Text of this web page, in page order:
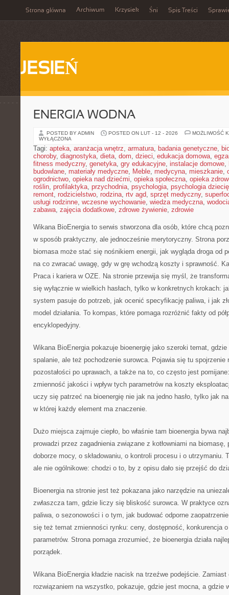
Strona główna Archiwum Krzysiek Śni Spis Treści
JESIEŃ
ENERGIA WODNA
POSTED BY ADMIN POSTED ON LUT - 12 - 2026
MOŻLIWOŚĆ
WYŁĄCZONA
Tagi: apteka, aranżacja wnętrz, armatura, badania genetyczne,
choroby, diagnostyka, dieta, dom, dzieci, edukacja domowa,
fitness medyczny, genetyka, gry edukacyjne, instalacje domowe,
budowlane, materiały medyczne, Meble, medycyna, mieszkanie,
ogrodnictwo, opieka nad dziećmi, opieka społeczna, opieka
roślin, profilaktyka, przychodnia, psychologia, psychologia
remont, rodzicielstwo, rodzina, rtv agd, sprzęt medyczny,
usługi rodzinne, wczesne wychowanie, wiedza medyczna,
zabawa, zajęcia dodatkowe, zdrowe żywienie, zdrowie
Wikana BioEnergia to serwis stworzona dla osób, które chcą
w sposób praktyczny, ale jednocześnie merytoryczny. Strona
biomasa może stać się nośnikiem energii, jak wygląda droga od
na co zwracać uwagę, gdy w grę wchodzą koszty i sprawność.
Praca i kariera w OZE. Na stronie przewija się myśl, że
się wyłącznie w wielkich hasłach, tylko w konkretnych krokach:
system pasuje do potrzeb, jak ocenić specyfikację paliwa, i jak
model działania. To kompas, które pomaga rozróżnić fakty od
encyklopedyjny.
Wikana BioEnergia pokazuje bioenergię jako szeroki temat,
spalanie, ale też pochodzenie surowca. Pojawia się tu spojrzenie
pozostałości po uprawach, a także na to, co często jest
zmienność jakości i wpływ tych parametrów na koszty
uczy się patrzeć na bioenergię nie jak na jedno hasło, tylko jak
w której każdy element ma znaczenie.
Dużo miejsca zajmuje ciepło, bo właśnie tam bioenergia bywa
prowadzi przez zagadnienia związane z kotłowniami na
doborze mocy, o składowaniu, o kontroli procesu i o utrzymaniu.
ale nie ogólnikowe: chodzi o to, by z opisu dało się przejść do
Bioenergia na stronie jest też pokazana jako narzędzie na
zwłaszcza tam, gdzie liczy się bliskość surowca. W praktyce
paliwa, o sezonowości i o tym, jak budować odporne
się też temat zmienności rynku: ceny, dostępność, konkurencja
parametrów. Strona pomaga zrozumieć, że bioenergia działa
porządek.
Wikana BioEnergia kładzie nacisk na trzeźwe podejście.
rozwiązaniem na wszystko, pokazuje, gdzie jest mocna, a gdzie